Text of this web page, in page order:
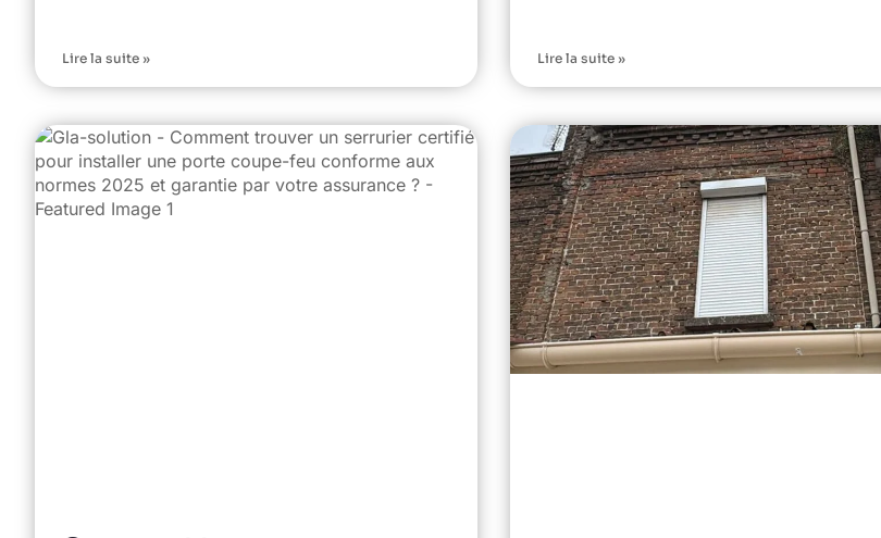
Lire la suite » Lire la suite »